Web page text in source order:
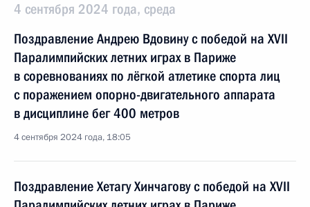
4 сентября 2024 года, среда
Поздравление Андрею Вдовину с победой на XVII
Паралимпийских летних играх в Париже
в соревнованиях по лёгкой атлетике спорта лиц
с поражением опорно-двигательного аппарата
в дисциплине бег 400 метров
4 сентября 2024 года, 18:05
Поздравление Хетагу Хинчагову с победой на XVII